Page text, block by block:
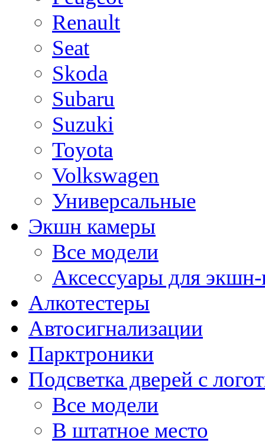
Renault
Seat
Skoda
Subaru
Suzuki
Toyota
Volkswagen
Универсальные
Экшн камеры
Все модели
Аксессуары для
Алкотестеры
Автосигнализации
Парктроники
Подсветка дверей с
Все модели
В штатное место